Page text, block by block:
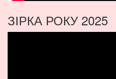
ЗІРКА РОКУ 2025